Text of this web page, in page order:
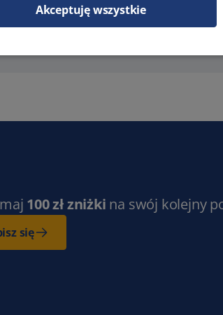
100 zł zniżki na swój kolejny
się
Akceptuję wszystkie